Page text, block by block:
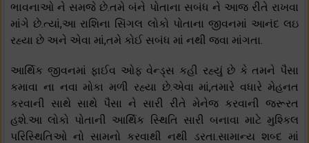
ભાવનાઓ ને સમજે છે.તમે બંને પોતાના સબંધ ને આજ રીતે રાખવા
માંગે છે.ત્યાં,આ રાશિના સિંગલ લોકો પોતાના જીવનમાં આનંદ લઇ
રહ્યા છે અને એવા માં,તમે કોઈ સબંધ માં નથી જવા માંગતા.
આર્થિક જીવનમાં ફાઈવ ઓફ વેન્ડ્સ કહી રહ્યું છે કે તમને પૈસા
કમાવા ના નવા મોકા મળી રહ્યા છે.એવા માં,તમારે વધારે મેહનત
કરવાની સાથે સાથે પૈસા ને સારી રીતે મેનેજ કરવાની જરૂરત
હશે.આ લોકો પોતાની આર્થિક સ્થિતિ સારી બનાવા માટે મુશ્કિલ
પરિસ્થિતિઓ નો સામનો કરવાથી નથી ડરતા.સામાન્ય શબ્દ માં